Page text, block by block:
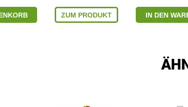
ZUM PRODUKT IN DEN